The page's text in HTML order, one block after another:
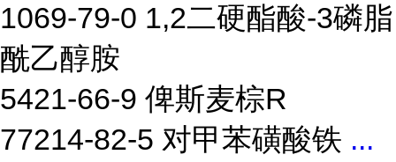
1069-79-0 1,2二硬酯酸-3磷脂
酰乙醇胺
5421-66-9 俾斯麦棕R
77214-82-5 对甲苯磺酸铁 ...